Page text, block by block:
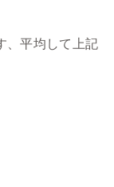
、平均して上記